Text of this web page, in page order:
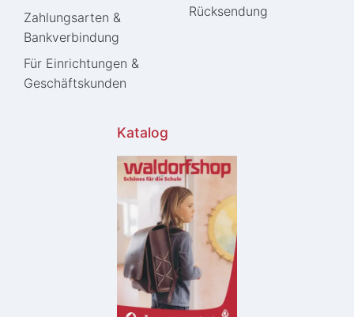
Zahlungsarten &
Bankverbindung
Für Einrichtungen &
Geschäftskunden
Rücksendung
Katalog